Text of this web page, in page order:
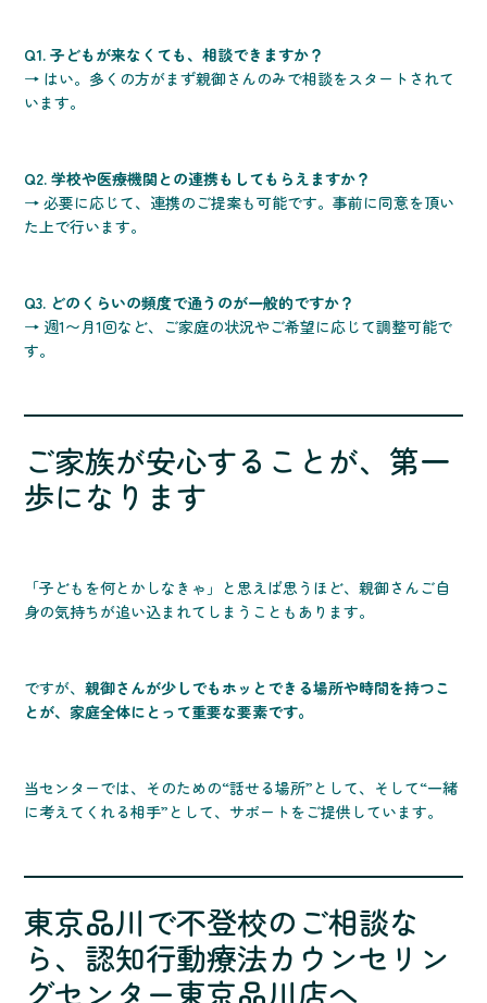
Q1. 子どもが来なくても、相談できますか？
→ はい。多くの方がまず親御さんのみで相談をスタートされて
います。
Q2. 学校や医療機関との連携もしてもらえますか？
→ 必要に応じて、連携のご提案も可能です。事前に同意を頂い
た上で行います。
Q3. どのくらいの頻度で通うのが一般的ですか？
→ 週1〜月1回など、ご家庭の状況やご希望に応じて調整可能で
す。
ご家族が安心することが、第一
歩になります
「子どもを何とかしなきゃ」と思えば思うほど、親御さんご自
身の気持ちが追い込まれてしまうこともあります。
ですが、親御さんが少しでもホッとできる場所や時間を持つこ
とが、家庭全体にとって重要な要素です。
当センターでは、そのための“話せる場所”として、そして“一緒
に考えてくれる相手”として、サポートをご提供しています。
東京品川で不登校のご相談な
ら、認知行動療法カウンセリン
グセンター東京品川店へ